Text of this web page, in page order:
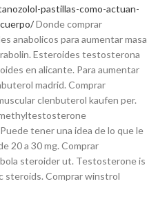
pastillas-como-actuan-
Donde comprar
anabolicos para aumentar masa
Esteroides testosterona
en alicante. Para aumentar
madrid. Comprar
clenbuterol kaufen per.
tener una idea de lo que le
20 a 30 mg. Comprar
steroider ut. Testosterone is
steroids. Comprar winstrol